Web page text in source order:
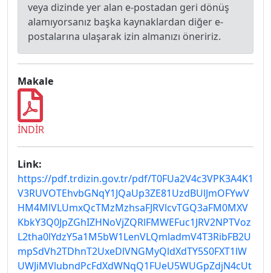
veya dizinde yer alan e-postadan geri dönüş
alamıyorsanız başka kaynaklardan diğer e-
postalarına ulaşarak izin almanızı öneririz.
Makale
İNDİR
Link:
https://pdf.trdizin.gov.tr/pdf/T0FUa2V4c3VPK3A4K1
V3RUVOTEhvbGNqY1JQaUp3ZE81UzdBUlJmOFYwV
HM4MlVLUmxQcTMzMzhsaFJRVlcvTGQ3aFM0MXV
KbkY3Q0JpZGhIZHNoVjZQRlFMWEFuc1JRV2NPTVoz
L2tha0lYdzY5a1M5bW1LenVLQmladmV4T3RibFB2U
mpSdVh2TDhnT2UxeDlVNGMyQldXdTY5S0FXT1lW
UWJiMVlubndPcFdXdWNqQ1FUeU5WUGpZdjN4cUt